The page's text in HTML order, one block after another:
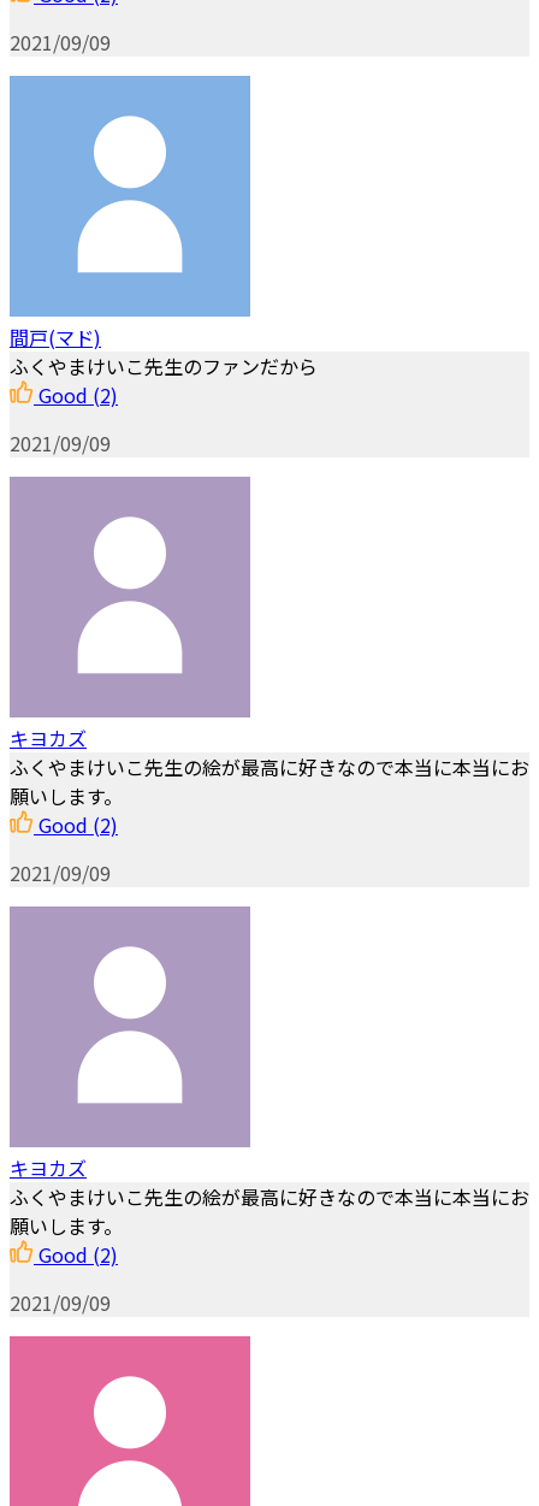
2021/09/09
間戸(マド)
ふくやまけいこ先生のファンだから
Good (2)
2021/09/09
キヨカズ
ふくやまけいこ先生の絵が最高に好きなので本当に本当にお
願いします。
Good (2)
2021/09/09
キヨカズ
ふくやまけいこ先生の絵が最高に好きなので本当に本当にお
願いします。
Good (2)
2021/09/09